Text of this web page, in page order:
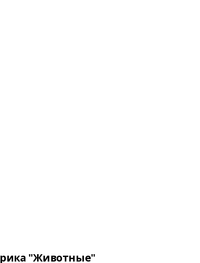
"Животные"